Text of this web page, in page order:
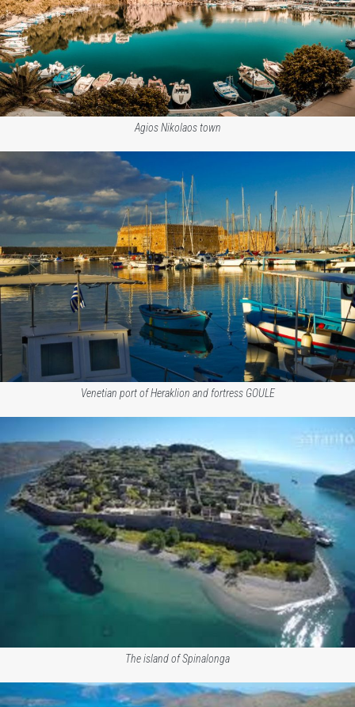
Agios Nikolaos town
Venetian port of Heraklion and fortress GOULE
The island of Spinalonga